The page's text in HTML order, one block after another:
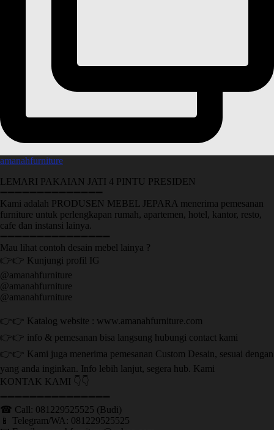
amanahfurniture
LEMARI PAKAIAN JATI 4 PINTU PRESIDEN
➖➖➖➖➖➖➖➖➖➖➖➖➖➖
Kami adalah PRODUSEN MEBEL JEPARA menerima pemesanan
furniture untuk perlengkapan rumah, apartemen, hotel, kantor, resto,
cafe dan instansi lainya.
➖➖➖➖➖➖➖➖➖➖➖➖➖➖➖
Mau lihat contoh desain mebel lainya ?
👉👉 Kunjungi profil IG
@amanahfurniture
@amanahfurniture
@amanahfurniture
👉👉 Katalog website : www.amanahfurniture.com
👉👉 info & pemesanan bisa langsung hubungi contact kami
👉👉 Kami juga menerima pemesanan Custom Desain, sesuai dengan
yang anda inginkan. Info lebih lanjut, segera hub. Kami
KONTAK KAMI 👇👇
➖➖➖➖➖➖➖➖➖➖➖➖➖➖➖ ㅤ
☎ Call: 081229525525 (Budi)
📱 Telegram/WA: 081229525525